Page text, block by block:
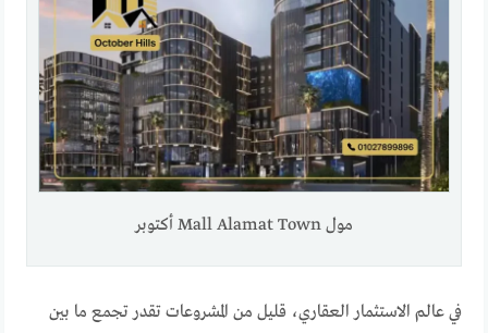
مول Mall Alamat Town أكتوبر
في عالم الاستثمار العقاري، قليل من المشروعات تقدر تجمع ما بين